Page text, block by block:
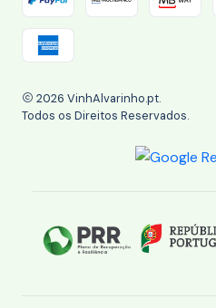
2026 VinhAlvarinho.pt.
Todos os Direitos Reservados.